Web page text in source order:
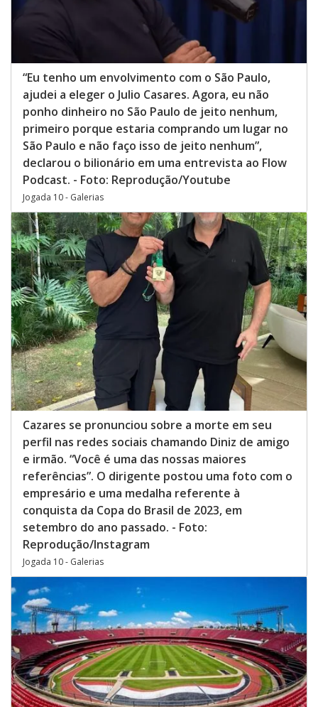
“Eu tenho um envolvimento com o São Paulo,
ajudei a eleger o Julio Casares. Agora, eu não
ponho dinheiro no São Paulo de jeito nenhum,
primeiro porque estaria comprando um lugar no
São Paulo e não faço isso de jeito nenhum”,
declarou o bilionário em uma entrevista ao Flow
Podcast. - Foto: Reprodução/Youtube
Jogada 10 - Galerias
Cazares se pronunciou sobre a morte em seu
perfil nas redes sociais chamando Diniz de amigo
e irmão. “Você é uma das nossas maiores
referências”. O dirigente postou uma foto com o
empresário e uma medalha referente à
conquista da Copa do Brasil de 2023, em
setembro do ano passado. - Foto:
Reprodução/Instagram
Jogada 10 - Galerias